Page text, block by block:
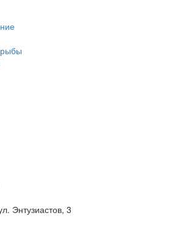
Энтузиастов, 3